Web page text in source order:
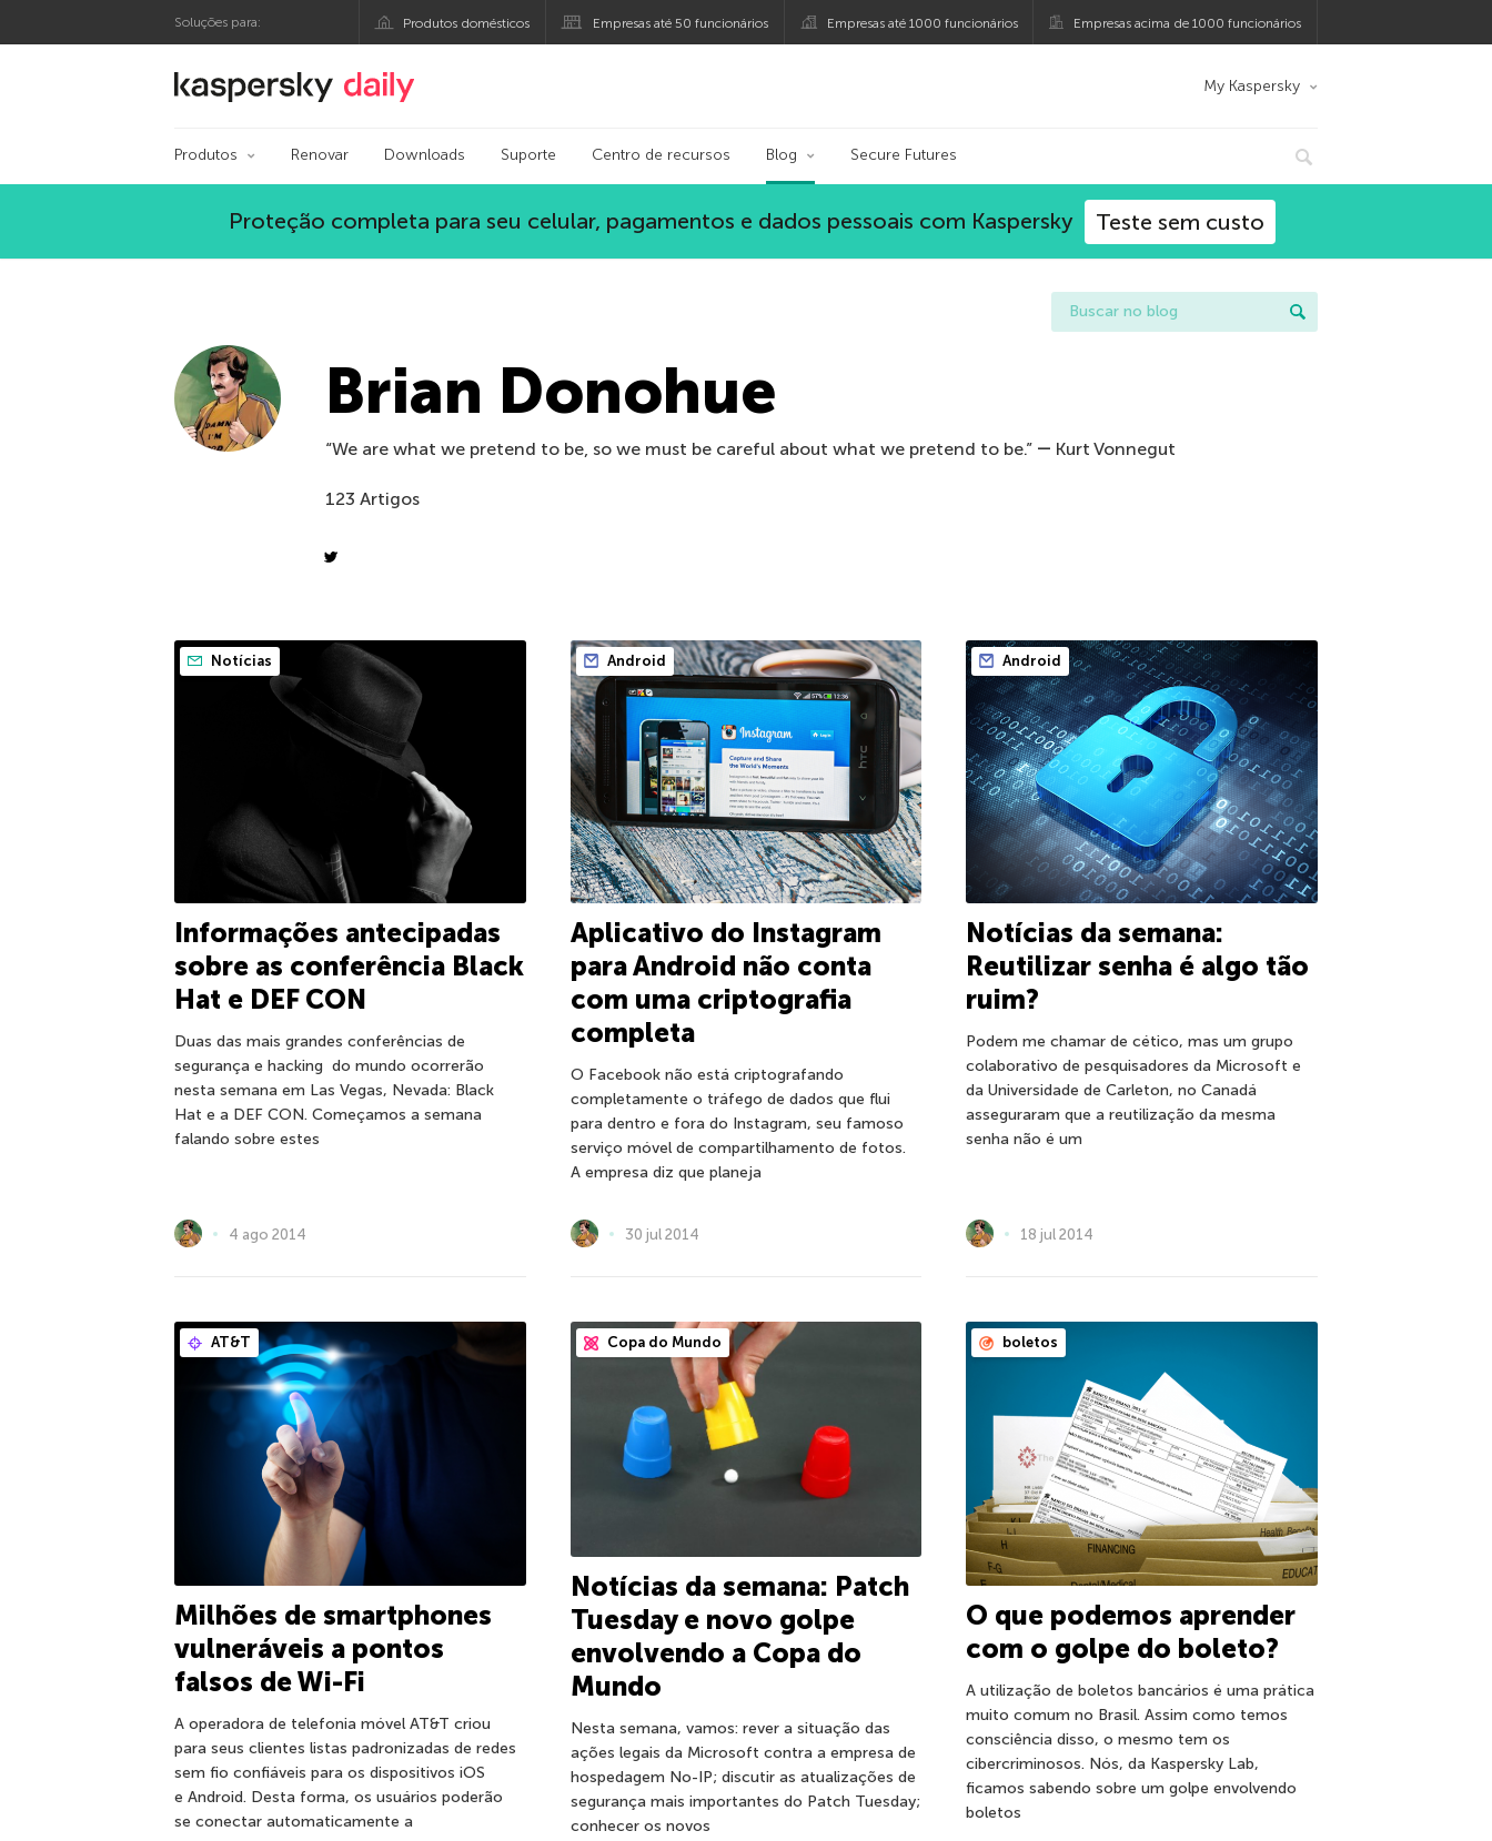
Soluções para: Produtos domésticos Empresas até 50 funcionários Empresas até 1000 funcionários Empresas acima de 1000 funcionários
Blog oficial da Kaspersky My Kaspersky
Produtos Renovar Downloads Suporte Centro de recursos Blog Secure Futures
Proteção completa para seu celular, pagamentos e dados pessoais com Kaspersky Teste sem custo
Brian Donohue
“We are what we pretend to be, so we must be careful about what we pretend to be.” ― Kurt Vonnegut
123 Artigos
Notícias
Informações antecipadas
sobre as conferência Black
Hat e DEF CON
Duas das mais grandes conferências de
segurança e hacking do mundo ocorrerão
nesta semana em Las Vegas, Nevada: Black
Hat e a DEF CON. Começamos a semana
falando sobre estes
4 ago 2014
Android
Aplicativo do Instagram
para Android não conta
com uma criptografia
completa
O Facebook não está criptografando
completamente o tráfego de dados que flui
para dentro e fora do Instagram, seu famoso
serviço móvel de compartilhamento de fotos.
A empresa diz que planeja
30 jul 2014
Android
Notícias da semana:
Reutilizar senha é algo tão
ruim?
Podem me chamar de cético, mas um grupo
colaborativo de pesquisadores da Microsoft e
da Universidade de Carleton, no Canadá
asseguraram que a reutilização da mesma
senha não é um
18 jul 2014
AT&T
Milhões de smartphones
vulneráveis ​​a pontos
falsos de Wi-Fi
A operadora de telefonia móvel AT&T criou
para seus clientes listas padronizadas de redes
sem fio confiáveis ​​para os dispositivos iOS
e Android. Desta forma, os usuários poderão
se conectar automaticamente a
Copa do Mundo
Notícias da semana: Patch
Tuesday e novo golpe
envolvendo a Copa do
Mundo
Nesta semana, vamos: rever a situação das
ações legais da Microsoft contra a empresa de
hospedagem No-IP; discutir as atualizações de
segurança mais importantes do Patch Tuesday;
conhecer os novos
boletos
O que podemos aprender
com o golpe do boleto?
A utilização de boletos bancários é uma prática
muito comum no Brasil. Assim como temos
consciência disso, o mesmo tem os
cibercriminosos. Nós, da Kaspersky Lab,
ficamos sabendo sobre um golpe envolvendo
boletos